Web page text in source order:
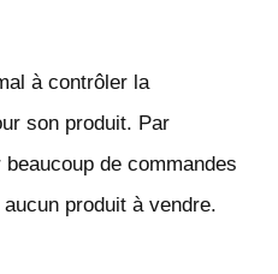
à contrôler la
son produit. Par
de commandes
produit à vendre.